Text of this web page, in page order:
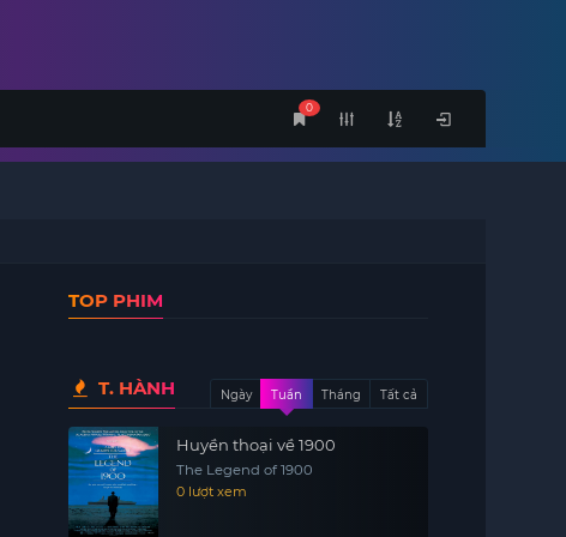
0
TOP PHIM
T. HÀNH Ngày Tuần Tháng Tất cả
Huyền thoại về 1900
The Legend of 1900
0 lượt xem